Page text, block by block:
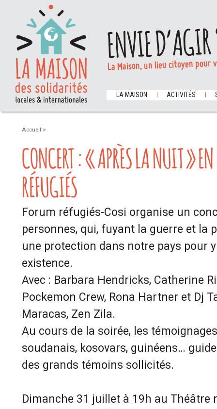
ENVIE
La Maison, un lieu citoyen
LA MAISON ACTIVITÉS
Accueil >
CONCERT : « APRÈS LA NUIT »
RÉFUGIÉS
Forum réfugiés-Cosi organise un
personnes, qui, fuyant la guerre et la
une protection dans notre pays pour
existence.
Avec : Barbara Hendricks, Catherine
Pockemon Crew, Rona Hartner et Dj
Maracas, Zen Zila.
Au cours de la soirée, les
soudanais, kosovars, guinéens…
des grands témoins sollicités.
Dimanche 31 juillet à 19h au Théâtre